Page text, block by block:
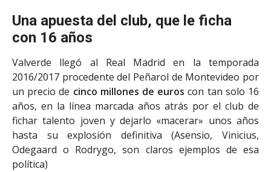
Una apuesta del club, que le ficha
con 16 años
Valverde llegó al Real Madrid en la temporada
2016/2017 procedente del Peñarol de Montevideo por
un precio de cinco millones de euros con tan solo 16
años, en la línea marcada años atrás por el club de
fichar talento joven y dejarlo «macerar» unos años
hasta su explosión definitiva (Asensio, Vinicius,
Odegaard o Rodrygo, son claros ejemplos de esa
política)